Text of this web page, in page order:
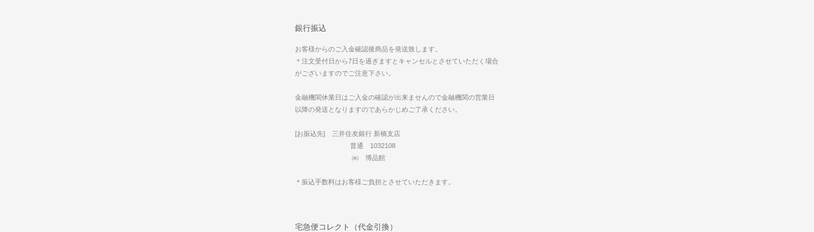
銀行振込
お客様からのご入金確認後商品を発送致します。
＊注文受付日から7日を過ぎますとキャンセルとさせていただく場合
がございますのでご注意下さい。
金融機関休業日はご入金の確認が出来ませんので金融機関の営業日
以降の発送となりますのであらかじめご了承ください。
[お振込先] 三井住友銀行 新橋支店
普通 1032108
㈱ 博品館
＊振込手数料はお客様ご負担とさせていただきます。
宅急便コレクト（代金引換）